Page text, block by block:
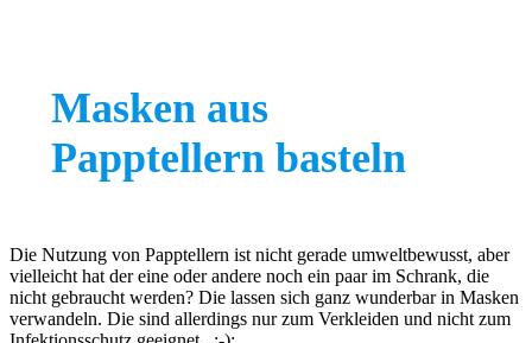
Masken aus
Papptellern basteln
Die Nutzung von Papptellern ist nicht gerade umweltbewusst, aber
vielleicht hat der eine oder andere noch ein paar im Schrank, die
nicht gebraucht werden? Die lassen sich ganz wunderbar in Masken
verwandeln. Die sind allerdings nur zum Verkleiden und nicht zum